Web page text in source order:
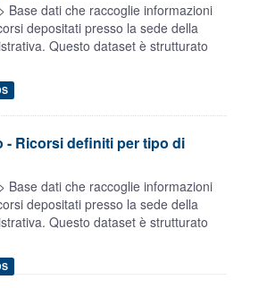
Base dati che raccoglie informazioni
depositati presso la sede della
Questo dataset è strutturato
- Ricorsi definiti per tipo di
Base dati che raccoglie informazioni
depositati presso la sede della
Questo dataset è strutturato